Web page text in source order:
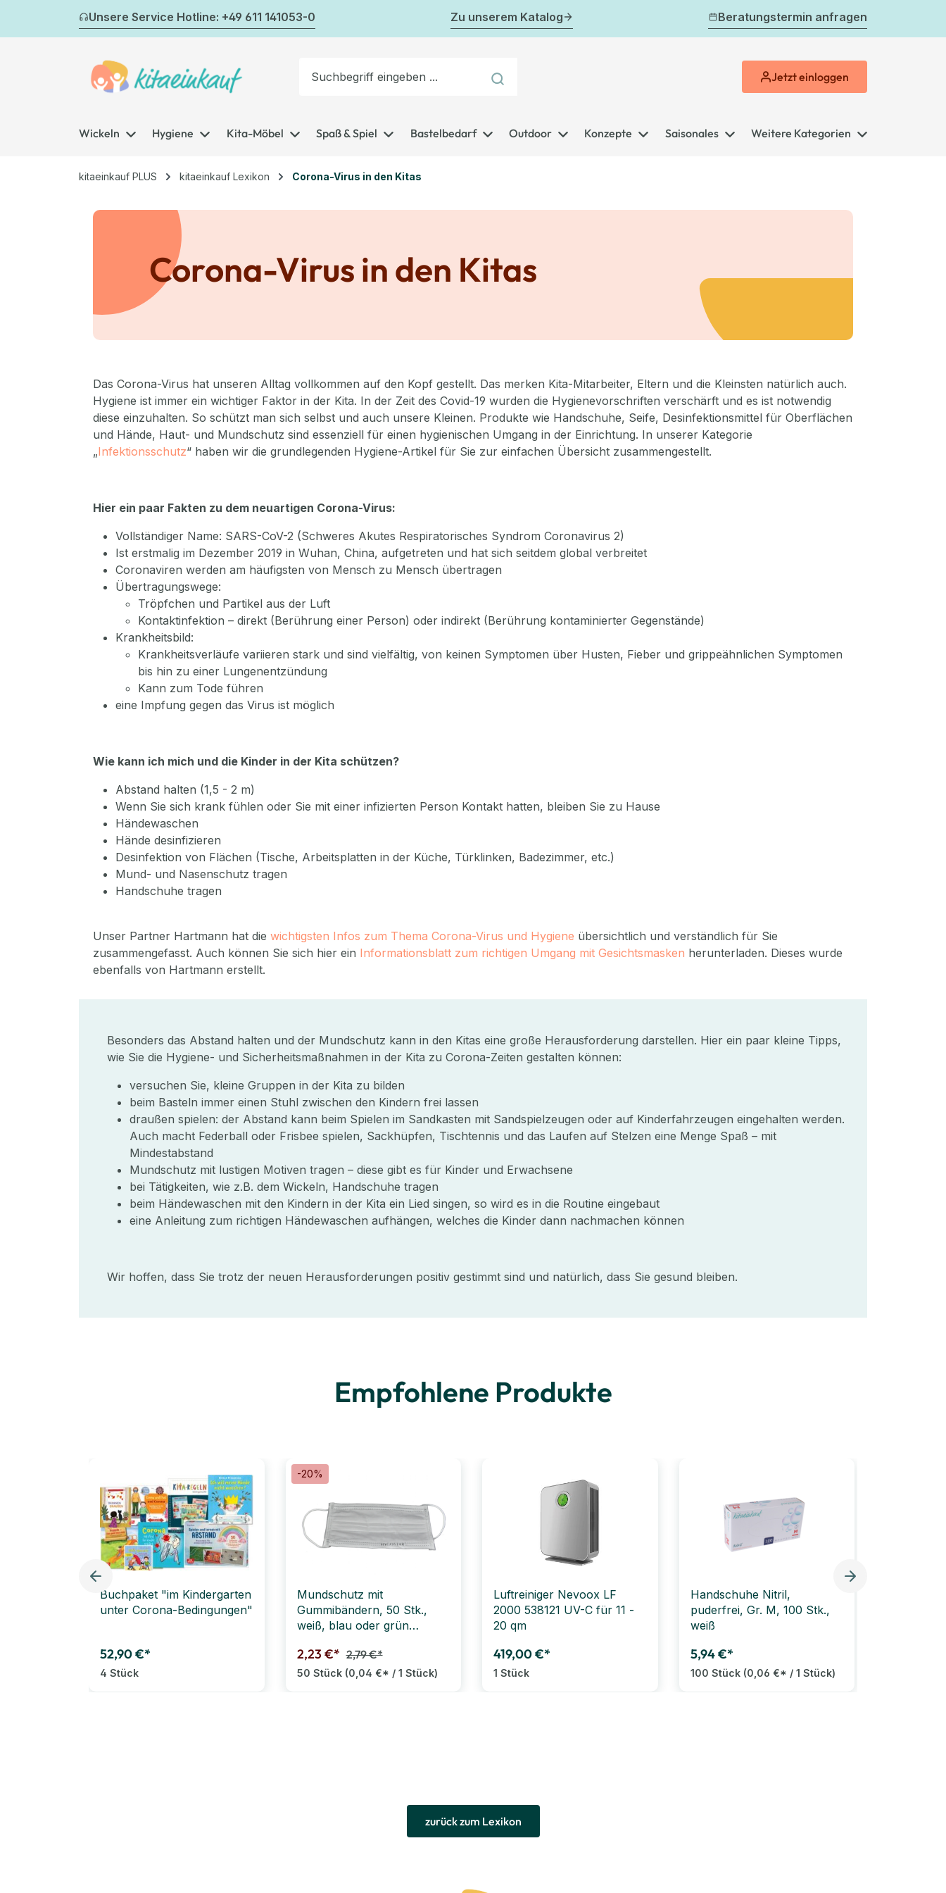
Hauptinhalt springen
Zur Suche springen
Zur Hauptnavigation springen
Unsere Service Hotline: +49 611 141053-0 Zu unserem Katalog Beratungstermin anfragen
Jetzteinloggen
Wickeln Hygiene Kita-Möbel Spaß & Spiel Bastelbedarf Outdoor Konzepte Saisonales Weitere Kategorien
kitaeinkauf PLUS kitaeinkauf Lexikon Corona-Virus in den Kitas
Corona-Virus in den Kitas
Das Corona-Virus hat unseren Alltag vollkommen auf den Kopf gestellt. Das merken Kita-Mitarbeiter, Eltern und die Kleinsten natürlich auch.
Hygiene ist immer ein wichtiger Faktor in der Kita. In der Zeit des Covid-19 wurden die Hygienevorschriften verschärft und es ist notwendig
diese einzuhalten. So schützt man sich selbst und auch unsere Kleinen. Produkte wie Handschuhe, Seife, Desinfektionsmittel für Oberflächen
und Hände, Haut- und Mundschutz sind essenziell für einen hygienischen Umgang in der Einrichtung. In unserer Kategorie
„Infektionsschutz“ haben wir die grundlegenden Hygiene-Artikel für Sie zur einfachen Übersicht zusammengestellt.
Hier ein paar Fakten zu dem neuartigen Corona-Virus:
Vollständiger Name: SARS-CoV-2 (Schweres Akutes Respiratorisches Syndrom Coronavirus 2)
Ist erstmalig im Dezember 2019 in Wuhan, China, aufgetreten und hat sich seitdem global verbreitet
Coronaviren werden am häufigsten von Mensch zu Mensch übertragen
Übertragungswege:
Tröpfchen und Partikel aus der Luft
Kontaktinfektion – direkt (Berührung einer Person) oder indirekt (Berührung kontaminierter Gegenstände)
Krankheitsbild:
Krankheitsverläufe variieren stark und sind vielfältig, von keinen Symptomen über Husten, Fieber und grippeähnlichen Symptomen
bis hin zu einer Lungenentzündung
Kann zum Tode führen
eine Impfung gegen das Virus ist möglich
Wie kann ich mich und die Kinder in der Kita schützen?
Abstand halten (1,5 - 2 m)
Wenn Sie sich krank fühlen oder Sie mit einer infizierten Person Kontakt hatten, bleiben Sie zu Hause
Händewaschen
Hände desinfizieren
Desinfektion von Flächen (Tische, Arbeitsplatten in der Küche, Türklinken, Badezimmer, etc.)
Mund- und Nasenschutz tragen
Handschuhe tragen
Unser Partner Hartmann hat die wichtigsten Infos zum Thema Corona-Virus und Hygiene übersichtlich und verständlich für Sie
zusammengefasst. Auch können Sie sich hier ein Informationsblatt zum richtigen Umgang mit Gesichtsmasken herunterladen. Dieses wurde
ebenfalls von Hartmann erstellt.
Besonders das Abstand halten und der Mundschutz kann in den Kitas eine große Herausforderung darstellen. Hier ein paar kleine Tipps,
wie Sie die Hygiene- und Sicherheitsmaßnahmen in der Kita zu Corona-Zeiten gestalten können:
versuchen Sie, kleine Gruppen in der Kita zu bilden
beim Basteln immer einen Stuhl zwischen den Kindern frei lassen
draußen spielen: der Abstand kann beim Spielen im Sandkasten mit Sandspielzeugen oder auf Kinderfahrzeugen eingehalten werden.
Auch macht Federball oder Frisbee spielen, Sackhüpfen, Tischtennis und das Laufen auf Stelzen eine Menge Spaß – mit
Mindestabstand
Mundschutz mit lustigen Motiven tragen – diese gibt es für Kinder und Erwachsene
bei Tätigkeiten, wie z.B. dem Wickeln, Handschuhe tragen
beim Händewaschen mit den Kindern in der Kita ein Lied singen, so wird es in die Routine eingebaut
eine Anleitung zum richtigen Händewaschen aufhängen, welches die Kinder dann nachmachen können
Wir hoffen, dass Sie trotz der neuen Herausforderungen positiv gestimmt sind und natürlich, dass Sie gesund bleiben.
Empfohlene Produkte
Buchpaket "im Kindergarten
unter Corona-Bedingungen"
52,90 €*
4 Stück
-20%
Mundschutz mit
Gummibändern, 50 Stk.,
weiß, blau oder grün
2,23 €* 2,79 €*
50 Stück (0,04 €* / 1 Stück)
Luftreiniger Nevoox LF
2000 538121 UV-C für 11 -
20 qm
419,00 €*
1 Stück
Handschuhe Nitril,
puderfrei, Gr. M, 100 Stk.,
weiß
5,94 €*
100 Stück (0,06 €* / 1 Stück)
zurück zum Lexikon